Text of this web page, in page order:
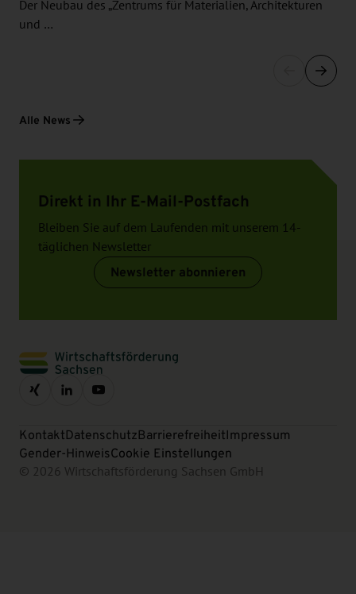
Der Neubau des „Zentrums für Materialien, Architekturen
und …
Alle News
Direkt in Ihr E-Mail-Postfach
Bleiben Sie auf dem Laufenden mit unserem 14-
täglichen Newsletter
Newsletter abonnieren
KontaktDatenschutzBarrierefreiheitImpressum
Gender-HinweisCookie Einstellungen
© 2026 Wirtschaftsförderung Sachsen GmbH